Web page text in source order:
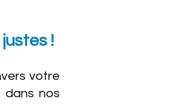
!
votre
nos